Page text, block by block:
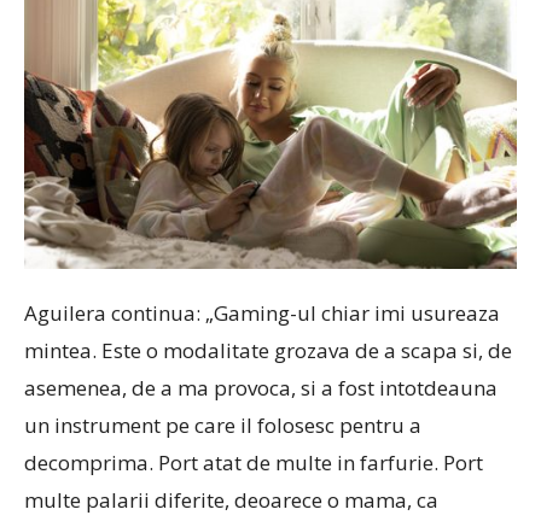
Aguilera continua: „Gaming-ul chiar imi usureaza
mintea. Este o modalitate grozava de a scapa si, de
asemenea, de a ma provoca, si a fost intotdeauna
un instrument pe care il folosesc pentru a
decomprima. Port atat de multe in farfurie. Port
multe palarii diferite, deoarece o mama, ca